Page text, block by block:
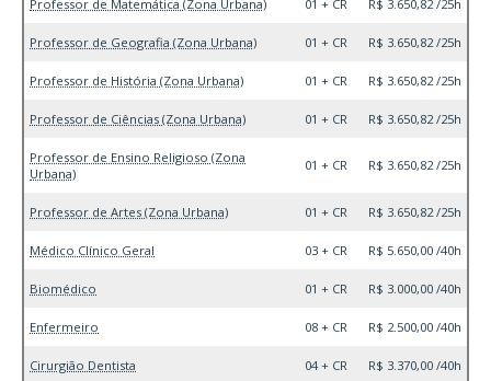
Professor de Matemática (Zona Urbana) 01 + CR R$ 3.650,82 /25h
Professor de Geografia (Zona Urbana) 01 + CR R$ 3.650,82 /25h
Professor de História (Zona Urbana) 01 + CR R$ 3.650,82 /25h
Professor de Ciências (Zona Urbana) 01 + CR R$ 3.650,82 /25h
Professor de Ensino Religioso (Zona
Urbana)
01 + CR R$ 3.650,82 /25h
Professor de Artes (Zona Urbana) 01 + CR R$ 3.650,82 /25h
Médico Clínico Geral 03 + CR R$ 5.650,00 /40h
Biomédico 01 + CR R$ 3.000,00 /40h
Enfermeiro 08 + CR R$ 2.500,00 /40h
Cirurgião Dentista 04 + CR R$ 3.370,00 /40h